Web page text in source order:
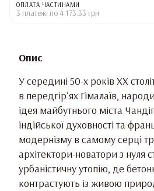
ОПЛАТА ЧАСТИНАМИ
3 платежі по 4 173.33 грн
Опис
У середині 50-х років ХХ
в передгір’ях Гімалаїв,
ідея майбутнього міста
індійської духовності та
модернізму в самому серці
архітектори-новатори з нуля
урбаністичну утопію, де
контрастують із живою